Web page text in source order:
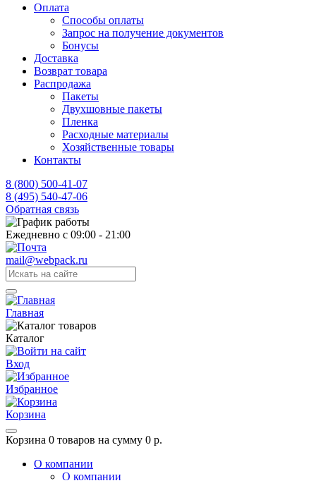
Оплата
Способы оплаты
Запрос на получение документов
Бонусы
Доставка
Возврат товара
Распродажа
Пакеты
Двухшовные пакеты
Пленка
Расходные материалы
Хозяйственные товары
Контакты
8 (800) 500-41-07
8 (495) 540-47-06
Обратная связь
Ежедневно с 09:00 - 21:00
mail@webpack.ru
Главная
Каталог
Вход
Избранное
Корзина
Корзина 0 товаров на сумму 0 р.
О компании
О компании